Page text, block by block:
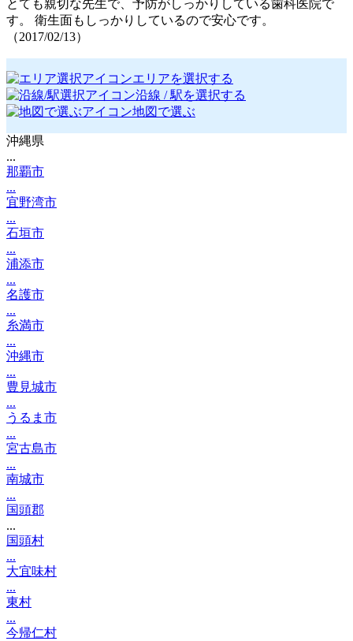
とても親切な先生で、予防がしっかりしている歯科医院で
す。 衛生面もしっかりしているので安心です。
（2017/02/13）
エリアを選択する
沿線 / 駅を選択する
地図で選ぶ
沖縄県
...
那覇市
...
宜野湾市
...
石垣市
...
浦添市
...
名護市
...
糸満市
...
沖縄市
...
豊見城市
...
うるま市
...
宮古島市
...
南城市
...
国頭郡
...
国頭村
...
大宜味村
...
東村
...
今帰仁村